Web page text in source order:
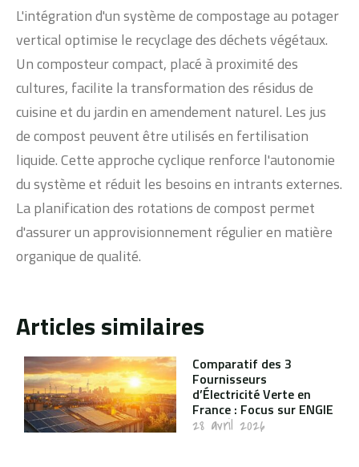
L'intégration d'un système de compostage au potager
vertical optimise le recyclage des déchets végétaux.
Un composteur compact, placé à proximité des
cultures, facilite la transformation des résidus de
cuisine et du jardin en amendement naturel. Les jus
de compost peuvent être utilisés en fertilisation
liquide. Cette approche cyclique renforce l'autonomie
du système et réduit les besoins en intrants externes.
La planification des rotations de compost permet
d'assurer un approvisionnement régulier en matière
organique de qualité.
Articles similaires
Comparatif des 3
Fournisseurs
d’Électricité Verte en
France : Focus sur ENGIE
28 avril 2026